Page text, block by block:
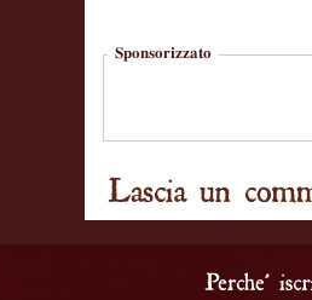
Sponsorizzato